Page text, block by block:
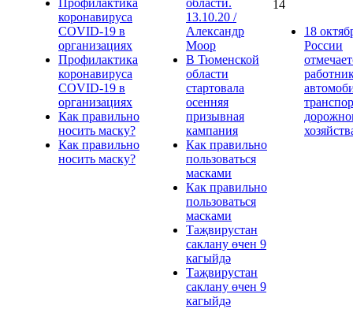
Профилактика
коронавируса
COVID-19 в
организациях
Профилактика
коронавируса
COVID-19 в
организациях
Как правильно
носить маску?
Как правильно
носить маску?
области.
13.10.20 /
Александр
Моор
В Тюменской
области
стартовала
осенняя
призывная
кампания
Как правильно
пользоваться
масками
Как правильно
пользоваться
масками
Таҗвирустан
саклану өчен 9
кагыйдә
Таҗвирустан
саклану өчен 9
кагыйдә
14
18
России